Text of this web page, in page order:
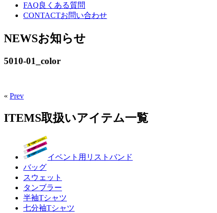
FAQ良くある質問
CONTACTお問い合わせ
NEWSお知らせ
5010-01_color
« Prev
ITEMS取扱いアイテム一覧
イベント用リストバンド
バッグ
スウェット
タンブラー
半袖Tシャツ
七分袖Tシャツ